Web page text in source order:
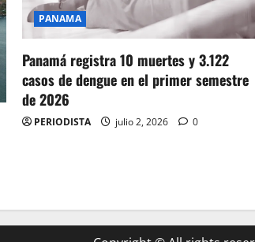
PANAMA
Panamá registra 10 muertes y 3.122
casos de dengue en el primer semestre
de 2026
PERIODISTA julio 2, 2026 0